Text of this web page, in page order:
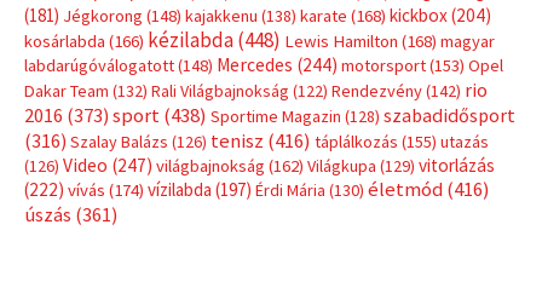
(181) Jégkorong (148) kajakkenu (138) karate (168) kickbox(204)
kosárlabda (166) kézilabda(448) Lewis Hamilton (168) magyar
labdarúgóválogatott(148) Mercedes (244) motorsport(153) Opel
Dakar Team (132) Rali Világbajnokság (122) Rendezvény(142) rio
2016 (373) sport(438) Sportime Magazin (128) szabadidősport
(316) Szalay Balázs (126) tenisz (416) táplálkozás (155) utazás
(126) Video (247) világbajnokság (162) Világkupa (129) vitorlázás
(222) vívás (174) vízilabda (197) Érdi Mária (130) életmód(416)
úszás (361)